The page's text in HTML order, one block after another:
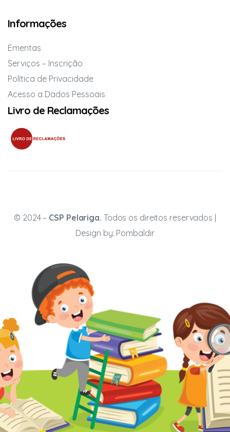
Informações
Ementas
Serviços – Inscrição
Política de Privacidade
Acesso a Dados Pessoais
Livro de Reclamações
© 2024 – CSP Pelariga. Todos os direitos reservados |
Design by: Pombaldir